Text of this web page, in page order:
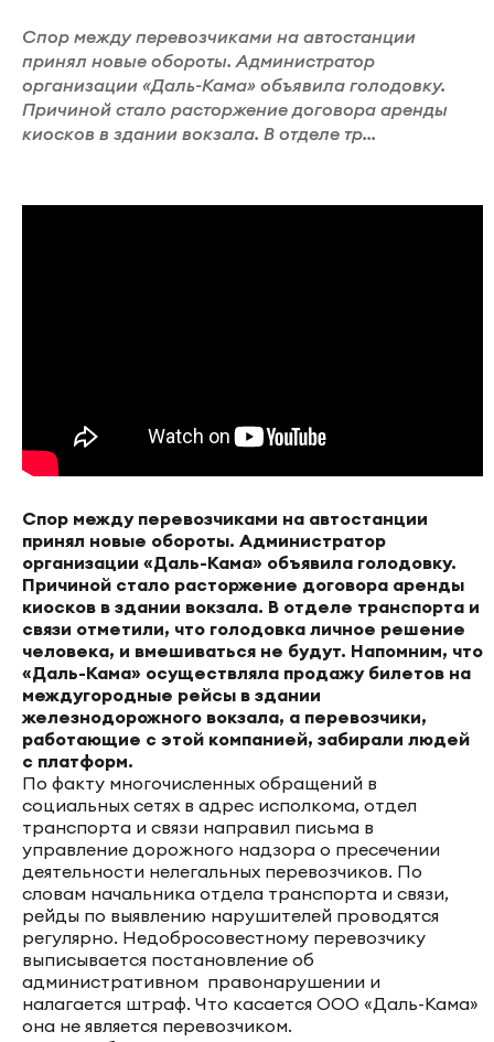
Спор между перевозчиками на автостанции
принял новые обороты. Администратор
организации «Даль-Кама» объявила голодовку.
Причиной стало расторжение договора аренды
киосков в здании вокзала. В отделе тр...
Спор между перевозчиками на автостанции
принял новые обороты. Администратор
организации «Даль-Кама» объявила голодовку.
Причиной стало расторжение договора аренды
киосков в здании вокзала. В отделе транспорта и
связи отметили, что голодовка личное решение
человека, и вмешиваться не будут. Напомним, что
«Даль-Кама» осуществляла продажу билетов на
междугородные рейсы в здании
железнодорожного вокзала, а перевозчики,
работающие с этой компанией, забирали людей
с платформ.
По факту многочисленных обращений в
социальных сетях в адрес исполкома, отдел
транспорта и связи направил письма в
управление дорожного надзора о пресечении
деятельности нелегальных перевозчиков. По
словам начальника отдела транспорта и связи,
рейды по выявлению нарушителей проводятся
регулярно. Недобросовестному перевозчику
выписывается постановление об
административном правонарушении и
налагается штраф. Что касается ООО «Даль-Кама»
она не является перевозчиком.